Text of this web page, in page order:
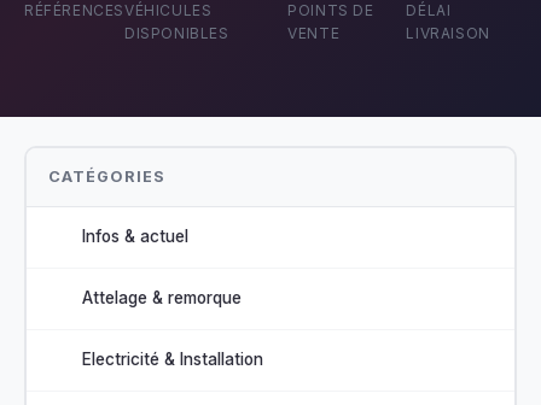
RÉFÉRENCESVÉHICULES
DISPONIBLES
POINTS DE
VENTE
DÉLAI
LIVRAISON
CATÉGORIES
Infos & actuel
Attelage & remorque
Electricité & Installation